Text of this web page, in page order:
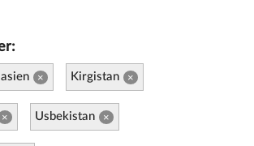
× Kirgistan ×
× Usbekistan ×